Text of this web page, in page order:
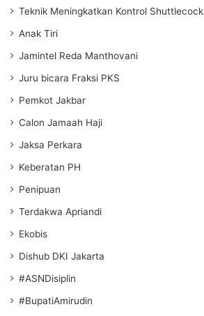
Teknik Meningkatkan Kontrol Shuttlecock
Anak Tiri
Jamintel Reda Manthovani
Juru bicara Fraksi PKS
Pemkot Jakbar
Calon Jamaah Haji
Jaksa Perkara
Keberatan PH
Penipuan
Terdakwa Apriandi
Ekobis
Dishub DKI Jakarta
#ASNDisiplin
#BupatiAmirudin